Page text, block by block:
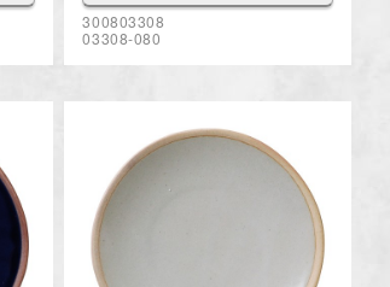
300803308
03308-080